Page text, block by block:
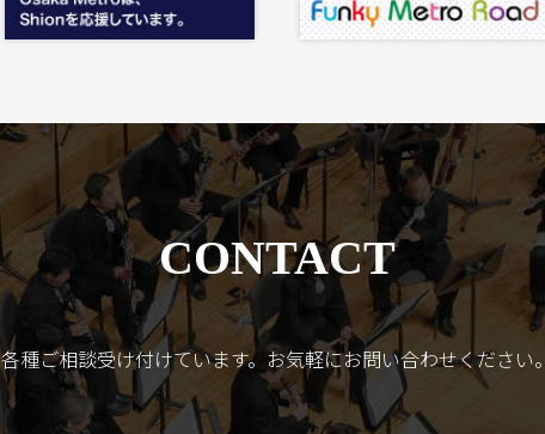
CONTACT
各種ご相談受け付けています。 お気軽にお問い合わせください